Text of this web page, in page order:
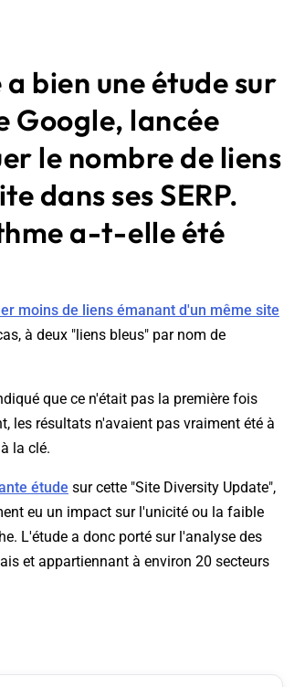
bien une étude sur
Google, lancée
le nombre de liens
dans ses SERP.
a-t-elle été
moins de liens émanant d'un même site
à deux "liens bleus" par nom de
que ce n'était pas la première fois
les résultats n'avaient pas vraiment été à
la clé.
étude sur cette "Site Diversity Update",
eu un impact sur l'unicité ou la faible
L'étude a donc porté sur l'analyse des
et appartiennant à environ 20 secteurs